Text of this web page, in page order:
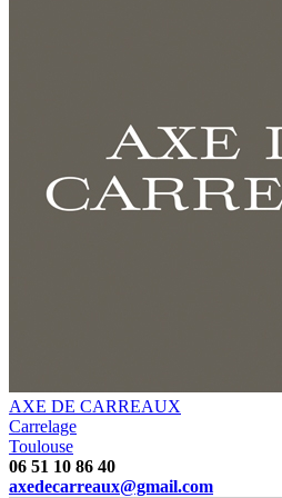
AXE DE CARREAUX
Carrelage
Toulouse
06 51 10 86 40
axedecarreaux@gmail.com